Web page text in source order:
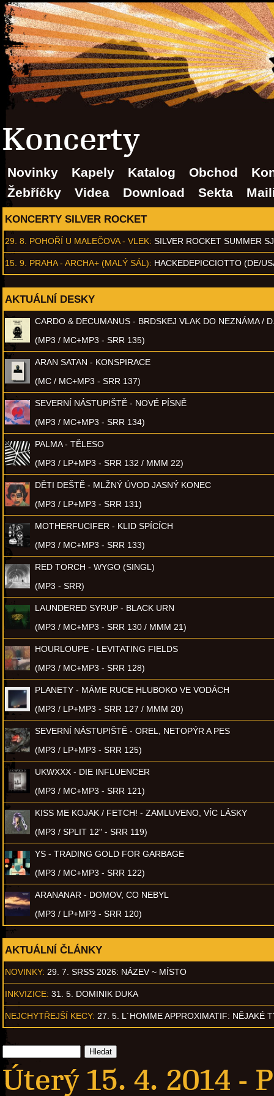
Koncerty
Novinky Kapely Katalog Obchod
Žebříčky
Videa Download Sekta
KONCERTY SILVER ROCKET
29. 8. POHOŘÍ U MALEČOVA - VLEK: SILVER ROCKET SUMMER
15. 9. PRAHA - ARCHA+ (MALÝ SÁL): HACKEDEPICCIOTTO (DE/
AKTUÁLNÍ DESKY
CARDO & DECUMANUS - BRDSKEJ VLAK DO NEZNÁMA /
(MP3 / MC+MP3 - SRR 135)
ARAN SATAN - KONSPIRACE
(MC / MC+MP3 - SRR 137)
SEVERNÍ NÁSTUPIŠTĚ - NOVÉ PÍSNĚ
(MP3 / MC+MP3 - SRR 134)
PALMA - TĚLESO
(MP3 / LP+MP3 - SRR 132 / MMM 22)
DĚTI DEŠTĚ - MLŽNÝ ÚVOD JASNÝ KONEC
(MP3 / LP+MP3 - SRR 131)
MOTHERFUCIFER - KLID SPÍCÍCH
(MP3 / MC+MP3 - SRR 133)
RED TORCH - WYGO (SINGL)
(MP3 - SRR)
LAUNDERED SYRUP - BLACK URN
(MP3 / MC+MP3 - SRR 130 / MMM 21)
HOURLOUPE - LEVITATING FIELDS
(MP3 / MC+MP3 - SRR 128)
PLANETY - MÁME RUCE HLUBOKO VE VODÁCH
(MP3 / LP+MP3 - SRR 127 / MMM 20)
SEVERNÍ NÁSTUPIŠTĚ - OREL, NETOPÝR A PES
(MP3 / LP+MP3 - SRR 125)
UKWXXX - DIE INFLUENCER
(MP3 / MC+MP3 - SRR 121)
KISS ME KOJAK / FETCH! - ZAMLUVENO, VÍC LÁSKY
(MP3 / SPLIT 12" - SRR 119)
YS - TRADING GOLD FOR GARBAGE
(MP3 / MC+MP3 - SRR 122)
ARANANAR - DOMOV, CO NEBYL
(MP3 / LP+MP3 - SRR 120)
AKTUÁLNÍ ČLÁNKY
NOVINKY: 29. 7. SRSS 2026: NÁZEV ~ MÍSTO
INKVIZICE: 31. 5. DOMINIK DUKA
NEJCHYTŘEJŠÍ KECY: 27. 5. L´HOMME APPROXIMATIF: NĚJAKÉ
Úterý 15. 4. 2014 -